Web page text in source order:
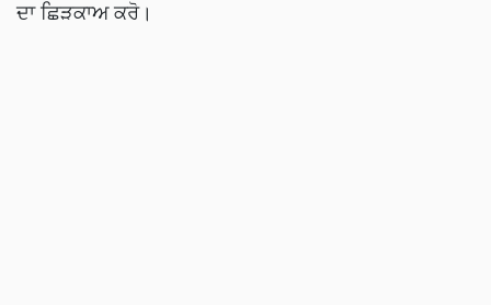
ਦਾ ਛਿੜਕਾਅ ਕਰੋ।